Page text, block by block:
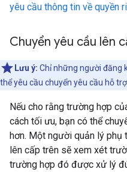
yêu cầu thông tin về quyền
Chuyển yêu cầu lên
Lưu ý: Chỉ những người đăng
thể yêu cầu chuyển yêu cầu hỗ
Nếu cho rằng trường hợp
cách tối ưu, bạn có thể
hơn. Một người quản lý phụ
lên cấp trên sẽ xem xét
trường hợp đó được xử lý